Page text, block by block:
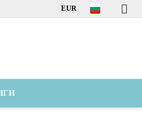
EUR